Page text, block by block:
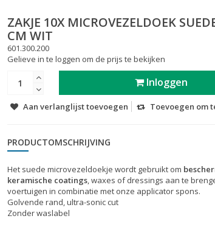
ZAKJE 10X MICROVEZELDOEK
CM WIT
601.300.200
Gelieve in te loggen om de prijs te bekijken
Inloggen
Aan verlanglijst toevoegen Toevoegen om
PRODUCTOMSCHRIJVING
Het suede microvezeldoekje wordt gebruikt om
keramische coatings, waxes of dressings aan te
voertuigen in combinatie met onze applicator spons.
Golvende rand, ultra-sonic cut
Zonder waslabel